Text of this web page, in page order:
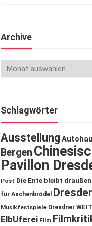
Archive
Schlagwörter
Ausstellung
Bergen
Pavillon
Post Die Ente bleibt draußen
für Aschenbrödel
Musikfestspiele Dresdner
ElbUferei Film